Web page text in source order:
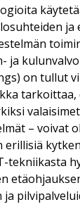
ja
on tullut
tarkoittaa,
– voivat
erillisiä
tekniikasta